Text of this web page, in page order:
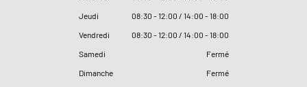
Jeudi
08:30 - 12:00 / 14:00 - 18:00
Vendredi
08:30 - 12:00 / 14:00 - 18:00
Samedi
Fermé
Dimanche
Fermé